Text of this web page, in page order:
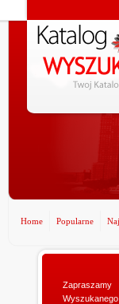
Home Popularne